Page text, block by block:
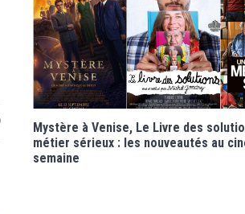
Mystère à Venise, Le Livre des
métier sérieux : les nouveautés au
semaine